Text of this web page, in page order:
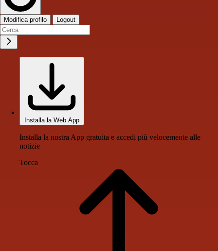
Modifica profilo Logout
Installa la Web App
Installa la nostra App gratuita e accedi più velocemente alle
notizie
Tocca